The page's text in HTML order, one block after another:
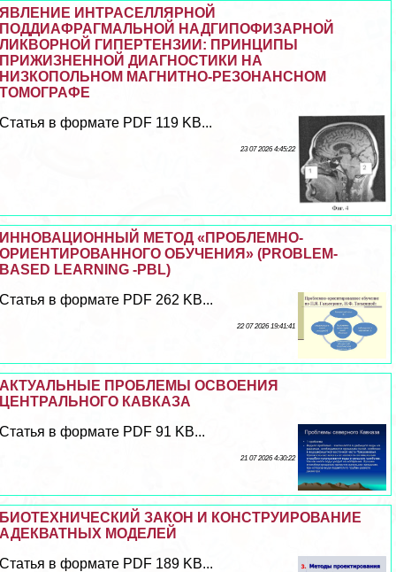
ЯВЛЕНИЕ ИНТРАСЕЛЛЯРНОЙ
ПОДДИАФРАГМАЛЬНОЙ НАДГИПОФИЗАРНОЙ
ЛИКВОРНОЙ ГИПЕРТЕНЗИИ: ПРИНЦИПЫ
ПРИЖИЗНЕННОЙ ДИАГНОСТИКИ НА
НИЗКОПОЛЬНОМ МАГНИТНО-РЕЗОНАНСНОМ
ТОМОГРАФЕ
Статья в формате PDF 119 KB...
23 07 2026 4:45:22
ИННОВАЦИОННЫЙ МЕТОД «ПРОБЛЕМНО-
ОРИЕНТИРОВАННОГО ОБУЧЕНИЯ» (PROBLEM-
BASED LEARNING -PBL)
Статья в формате PDF 262 KB...
22 07 2026 19:41:41
АКТУАЛЬНЫЕ ПРОБЛЕМЫ ОСВОЕНИЯ
ЦЕНТРАЛЬНОГО КАВКАЗА
Статья в формате PDF 91 KB...
21 07 2026 4:30:22
БИОТЕХНИЧЕСКИЙ ЗАКОН И КОНСТРУИРОВАНИЕ
АДЕКВАТНЫХ МОДЕЛЕЙ
Статья в формате PDF 189 KB...